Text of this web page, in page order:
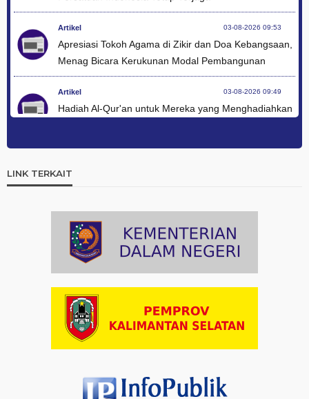
Artikel 03-08-2026 09:53
Apresiasi Tokoh Agama di Zikir dan Doa Kebangsaan,
Menag Bicara Kerukunan Modal Pembangunan
Artikel 03-08-2026 09:49
Hadiah Al-Qur'an untuk Mereka yang Menghadiahkan
Ini Teks Lengkap Doa Kebangsaan Umat Kristen
Protestan di Monas
Artikel
Paduan Suara yang Menyatukan Harapan untuk
Indonesia
Dalam Zikir dan Doa Kebangsaan, Tio Menemukan
Makna Keberagaman
Artikel 01-08-2026 18:00
Kebangsaan di Monas
LINK TERKAIT